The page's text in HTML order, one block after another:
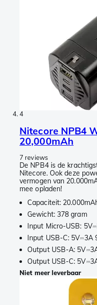
4
Nitecore NPB4
20,000mAh
7 reviews
De NPB4 is de
Nitecore. Ook deze
vermogen van
mee opladen!
Capaciteit:
Gewicht: 378 gram
Input Micro-USB:
Input USB-C: 5V⎓3A
Output USB-A:
Output USB-C:
Niet meer leverbaar